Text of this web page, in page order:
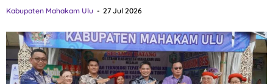
Kabupaten Mahakam Ulu 27 Jul 2026